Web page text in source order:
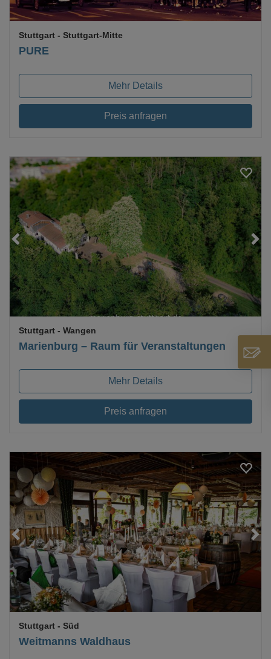
PURE
Stuttgart - Stuttgart-Mitte
Mehr Details
Preis anfragen
Loading...
Marienburg – Raum für Veranstaltungen
Stuttgart - Wangen
Mehr Details
Preis anfragen
Loading...
Weitmanns Waldhaus
Stuttgart - Süd